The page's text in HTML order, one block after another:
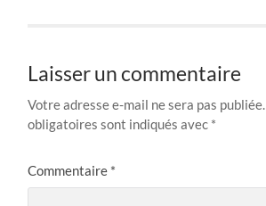
Laisser un commentaire
Votre adresse e-mail ne sera pas publiée.
obligatoires sont indiqués avec *
Commentaire *